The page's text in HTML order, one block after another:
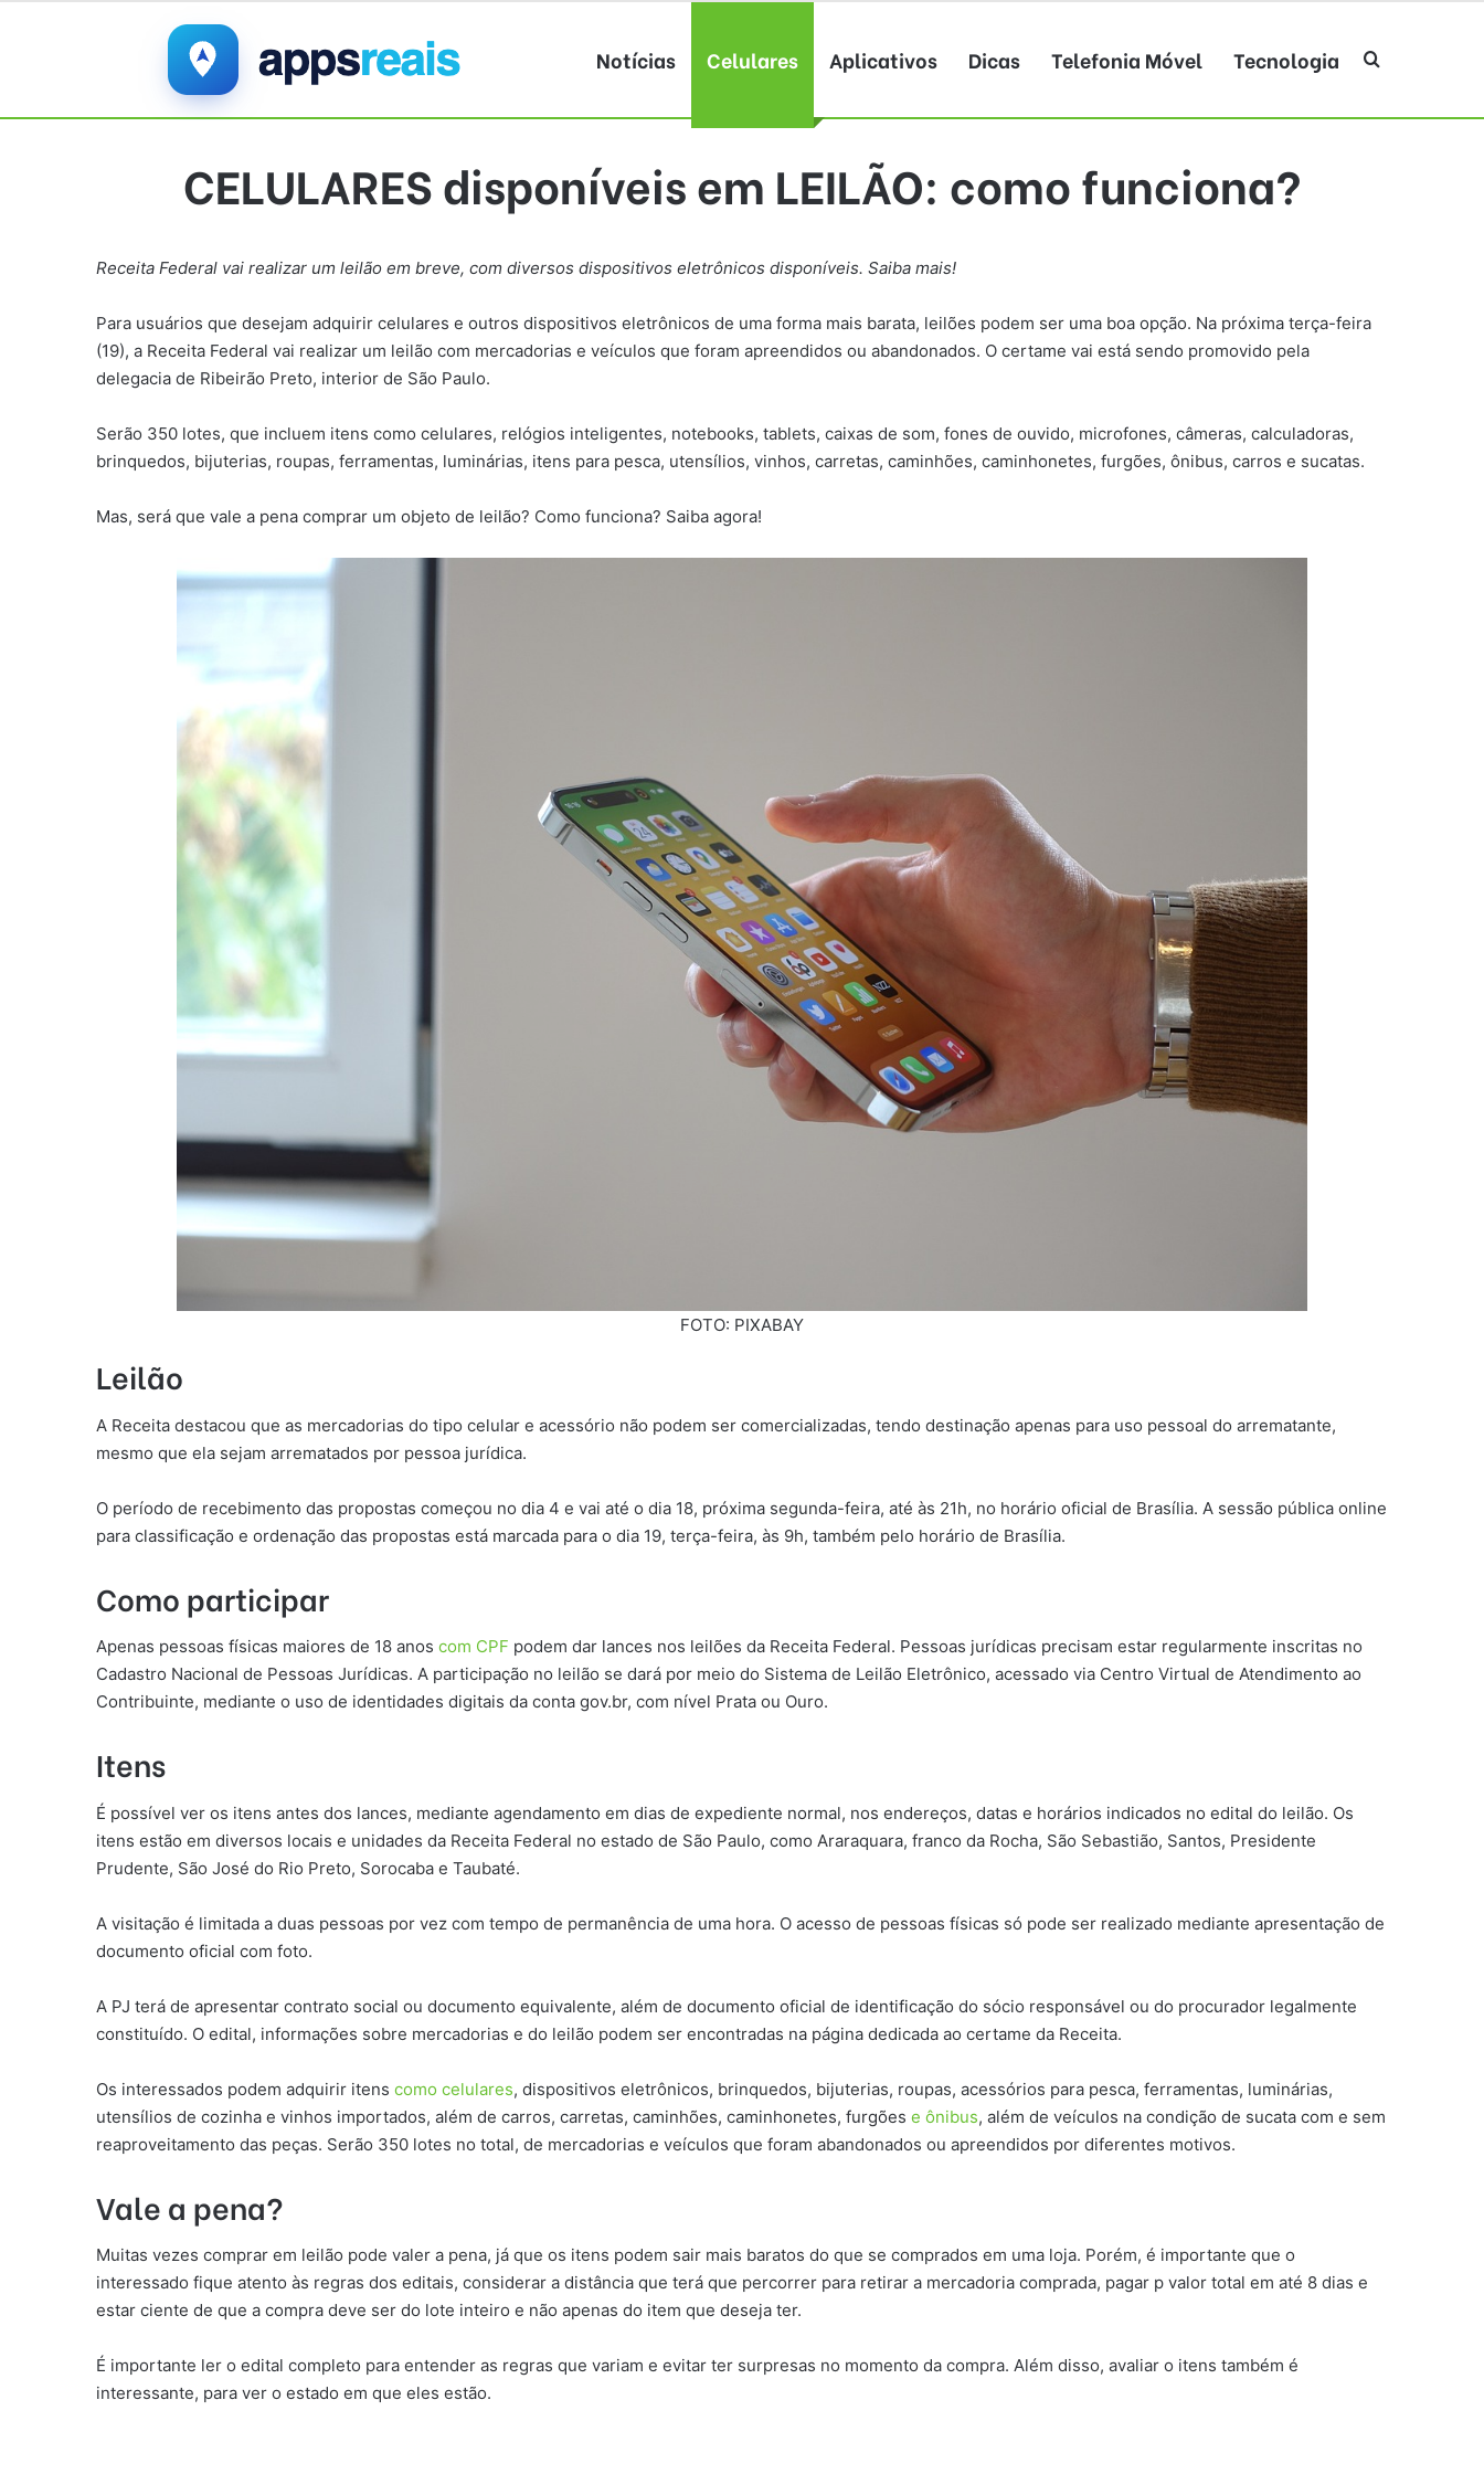
Notícias Celulares Aplicativos Dicas Telefonia Móvel Tecnologia Procurar por
CELULARES disponíveis em LEILÃO: como funciona?
Receita Federal vai realizar um leilão em breve, com diversos dispositivos eletrônicos disponíveis. Saiba mais!
Para usuários que desejam adquirir celulares e outros dispositivos eletrônicos de uma forma mais barata, leilões podem ser uma boa opção. Na próxima terça-feira
(19), a Receita Federal vai realizar um leilão com mercadorias e veículos que foram apreendidos ou abandonados. O certame vai está sendo promovido pela
delegacia de Ribeirão Preto, interior de São Paulo.
Serão 350 lotes, que incluem itens como celulares, relógios inteligentes, notebooks, tablets, caixas de som, fones de ouvido, microfones, câmeras, calculadoras,
brinquedos, bijuterias, roupas, ferramentas, luminárias, itens para pesca, utensílios, vinhos, carretas, caminhões, caminhonetes, furgões, ônibus, carros e sucatas.
Mas, será que vale a pena comprar um objeto de leilão? Como funciona? Saiba agora!
FOTO: PIXABAY
Leilão
A Receita destacou que as mercadorias do tipo celular e acessório não podem ser comercializadas, tendo destinação apenas para uso pessoal do arrematante,
mesmo que ela sejam arrematados por pessoa jurídica.
O período de recebimento das propostas começou no dia 4 e vai até o dia 18, próxima segunda-feira, até às 21h, no horário oficial de Brasília. A sessão pública online
para classificação e ordenação das propostas está marcada para o dia 19, terça-feira, às 9h, também pelo horário de Brasília.
Como participar
Apenas pessoas físicas maiores de 18 anos com CPF podem dar lances nos leilões da Receita Federal. Pessoas jurídicas precisam estar regularmente inscritas no
Cadastro Nacional de Pessoas Jurídicas. A participação no leilão se dará por meio do Sistema de Leilão Eletrônico, acessado via Centro Virtual de Atendimento ao
Contribuinte, mediante o uso de identidades digitais da conta gov.br, com nível Prata ou Ouro.
Itens
É possível ver os itens antes dos lances, mediante agendamento em dias de expediente normal, nos endereços, datas e horários indicados no edital do leilão. Os
itens estão em diversos locais e unidades da Receita Federal no estado de São Paulo, como Araraquara, franco da Rocha, São Sebastião, Santos, Presidente
Prudente, São José do Rio Preto, Sorocaba e Taubaté.
A visitação é limitada a duas pessoas por vez com tempo de permanência de uma hora. O acesso de pessoas físicas só pode ser realizado mediante apresentação de
documento oficial com foto.
A PJ terá de apresentar contrato social ou documento equivalente, além de documento oficial de identificação do sócio responsável ou do procurador legalmente
constituído. O edital, informações sobre mercadorias e do leilão podem ser encontradas na página dedicada ao certame da Receita.
Os interessados podem adquirir itens como celulares, dispositivos eletrônicos, brinquedos, bijuterias, roupas, acessórios para pesca, ferramentas, luminárias,
utensílios de cozinha e vinhos importados, além de carros, carretas, caminhões, caminhonetes, furgões e ônibus, além de veículos na condição de sucata com e sem
reaproveitamento das peças. Serão 350 lotes no total, de mercadorias e veículos que foram abandonados ou apreendidos por diferentes motivos.
Vale a pena?
Muitas vezes comprar em leilão pode valer a pena, já que os itens podem sair mais baratos do que se comprados em uma loja. Porém, é importante que o
interessado fique atento às regras dos editais, considerar a distância que terá que percorrer para retirar a mercadoria comprada, pagar p valor total em até 8 dias e
estar ciente de que a compra deve ser do lote inteiro e não apenas do item que deseja ter.
É importante ler o edital completo para entender as regras que variam e evitar ter surpresas no momento da compra. Além disso, avaliar o itens também é
interessante, para ver o estado em que eles estão.